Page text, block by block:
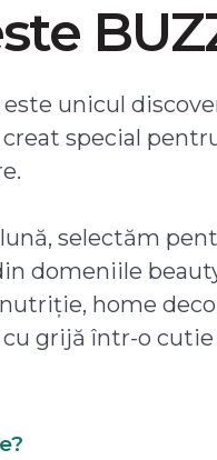
este unicul
creat special
selectăm
domeniile
home
grijă într-o